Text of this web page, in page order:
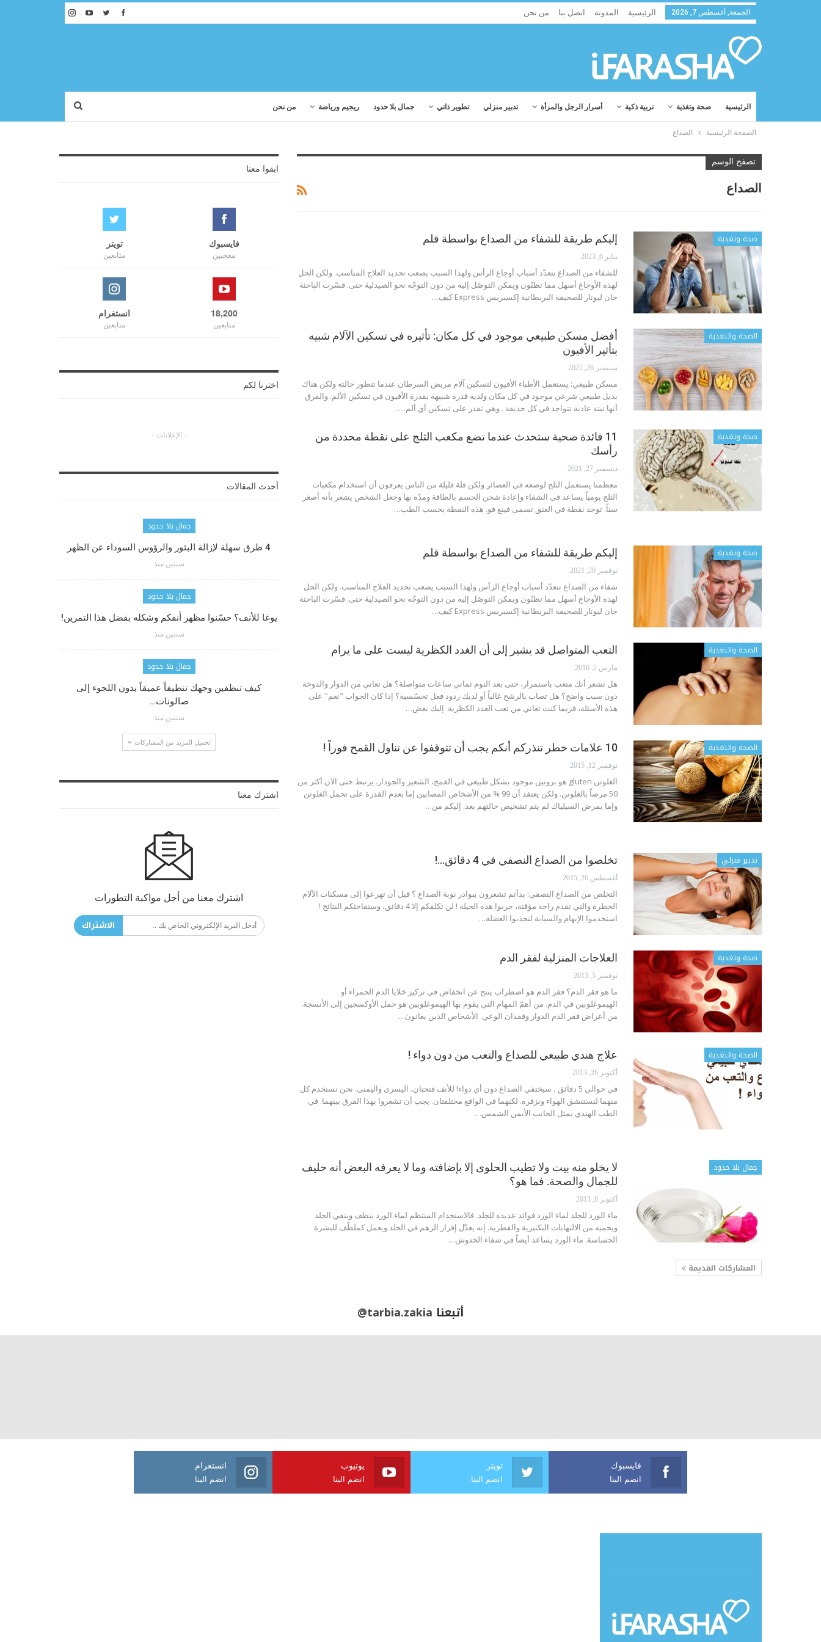
الجمعة, أغسطس 7, 2026 الرئيسية المدونة اتصل بنا من نحن
الرئيسية صحة وتغذية تربية ذكية أسرار الرجل والمرأة تدبير منزلي تطوير ذاتي جمال بلا حدود ريجيم ورياضة من نحن
الصفحة الرئيسية الصداع
تصفح الوسم
الصداع
صحة وتغذية إليكم طريقة للشفاء من الصداع بواسطة قلم
يناير 6, 2023
للشفاء من الصداع تتعدّد أسباب أوجاع الرأس ولهذا السبب يصعب تحديد العلاج المناسب. ولكن الحل
لهذه الأوجاع أسهل مما تظنّون ويمكن التوصّل إليه من دون التوجّه نحو الصيدلية حتى. فسّرت الباحثة
جان ليونار للصحيفة البريطانية إكسبريس Express كيف
…
الصحة والتغذية
أفضل مسكن طبيعي موجود في كل مكان: تأثيره في تسكين الآلام شبيه
بتأثير الأفيون
سبتمبر 26, 2022
مسكن طبيعي: يستعمل الأطباء الأفيون لتسكين آلام مريض السرطان عندما تتطور حالته ولكن هناك
بديل طبيعي شرعي موجود في كل مكان ولديه قدرة شبيهة بقدرة الأفيون في تسكين الألم. والفرق
أنها نبتة عادية تتواجد في كل حديقة . وهي تقدر على تسكين أي ألم..…
صحة وتغذية
11 فائدة صحية ستحدث عندما تضع مكعب الثلج على نقطة محددة من
رأسك
ديسمبر 27, 2021
معظمنا يستعمل الثلج لوضعه في العصائر ولكن قلة قليلة من الناس يعرفون أن استخدام مكعبات
الثلج يومياً يساعد في الشفاء وإعادة شحن الجسم بالطاقة ومدّه بها وجعل الشخص يشعر بأنه أصغر
سناً. توجد نقطة في العنق تسمى فينغ فو. هذه النقطة بحسب الطب…
صحة وتغذية إليكم طريقة للشفاء من الصداع بواسطة قلم
نوفمبر 20, 2021
شفاء من الصداع تتعدّد أسباب أوجاع الرأس ولهذا السبب يصعب تحديد العلاج المناسب. ولكن الحل
لهذه الأوجاع أسهل مما تظنّون ويمكن التوصّل إليه من دون التوجّه نحو الصيدلية حتى. فسّرت الباحثة
جان ليونار للصحيفة البريطانية إكسبريس Express كيف
…
الصحة والتغذية التعب المتواصل قد يشير إلى أن الغدد الكظرية ليست على ما يرام
مارس 2, 2016
هل تشعر أنك متعب باستمرار، حتى بعد النوم ثماني ساعات متواصلة؟ هل تعاني من الدوار والدوخة
دون سبب واضح؟ هل تصاب بالرشح غالباً أو لديك ردود فعل تحسّسية؟ إذا كان الجواب "نعم" على
هذه الأسئلة، فربما كنت تعاني من تعب الغدد الكظرية. إليك بعض…
الصحة والتغذية 10 علامات خطر تنذركم أنكم يجب أن تتوقفوا عن تناول القمح فوراً !
نوفمبر 12, 2015
الغلوتن gluten هو بروتين موجود بشكل طبيعي في القمح، الشعير والجودار. يرتبط حتى الآن أكثر من
50 مرضاً بالغلوتن. ولكن يعتقد أن 99 % من الأشخاص المصابين إما بعدم القدرة على تحمل الغلوتن
وإما بمرض السيلياك لم يتم تشخيص حالتهم بعد. إليكم من…
تدبير منزلي تخلصوا من الصداع النصفي في 4 دقائق…!
أغسطس 26, 2015
التخلص من الصداع النصفي: بدأتم تشعرون ببوادر نوبة الصداع ؟ قبل أن تهرعوا إلى مسكنات الآلام
الخطرة والتي تقدم راحة مؤقتة، جربوا هذه الحيلة ! لن تكلفكم إلا 4 دقائق، وستفاجئكم النتائج !
استخدموا الإبهام والسبابة لتجذبوا العضلة…
صحة وتغذية العلاجات المنزلية لفقر الدم
نوفمبر 5, 2013
ما هو فقر الدم؟ فقر الدم هو اضطراب ينتج عن انخفاض في تركيز خلايا الدم الحمراء أو
الهيموغلوبين في الدم. من أهمّ المهام التي يقوم بها الهيموغلوبين هو حمل الأوكسجين إلى الأنسجة.
من أعراض فقر الدم الدوار وفقدان الوعي. الأشخاص الذين يعانون…
الصحة والتغذية علاج هندي طبيعي للصداع والتعب من دون دواء !
أكتوبر 26, 2013
في حوالي 5 دقائق ، سيختفي الصداع دون أي دواء! للأنف فتحتان، اليسرى واليمنى. نحن نستخدم كل
منهما لنستنشق الهواء ونزفره. لكنهما في الواقع مختلفتان. يجب أن تشعروا بهذا الفرق بينهما. في
الطب الهندي يمثل الجانب الأيمن الشمس…
جمال بلا حدود
لا يخلو منه بيت ولا تطيب الحلوى إلا بإضافته وما لا يعرفه البعض أنه حليف
للجمال والصحة. فما هو؟
أكتوبر 8, 2013
ماء الورد للجلد لماء الورد فوائد عديدة للجلد. فالاستخدام المنتظم لماء الورد ينظف وينقي الجلد
ويحميه من الالتهابات البكتيرية والفطرية. إنه يعدّل إفراز الزهم في الجلد ويعمل كملطّف للبشرة
الحساسة. ماء الورد يساعد أيضاً في شفاء الخدوش…
المشاركات القديمة
ابقوا معنا
فايسبوك
معجبين
تويتر
متابعين
18,200
متابعين
انستغرام
متابعين
اخترنا لكم
- الإعلانات -
أحدث المقالات
جمال بلا حدود
4 طرق سهلة لإزالة البثور والرؤوس السوداء عن الظهر
سنتين منذ
جمال بلا حدود
يوغا للأنف؟ حسّنوا مظهر أنفكم وشكله بفضل هذا التمرين!
سنتين منذ
جمال بلا حدود
كيف تنظفين وجهك تنظيفاً عميقاً بدون اللجوء إلى
صالونات…
سنتين منذ
تحميل المزيد من المشاركات
اشترك معنا
اشترك معنا من أجل مواكبة التطورات
الاشتراك
أتبعنا @tarbia.zakia
فايسبوك
انضم الينا
تويتر
انضم الينا
يوتيوب
انضم الينا
انستغرام
انضم الينا